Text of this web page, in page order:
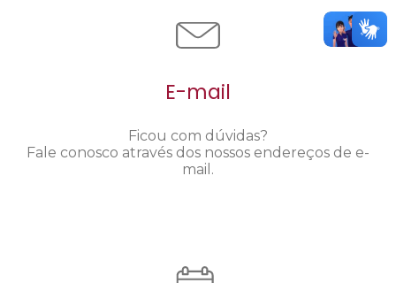
E-mail
Ficou com dúvidas?
Fale conosco através dos nossos endereços de e-
mail.